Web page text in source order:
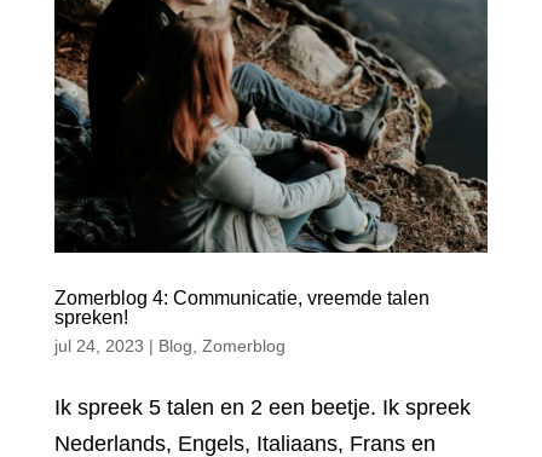
Zomerblog 4: Communicatie, vreemde talen
spreken!
jul 24, 2023 | Blog Zomerblog
Ik spreek 5 talen en 2 een beetje. Ik spreek
Nederlands, Engels, Italiaans, Frans en